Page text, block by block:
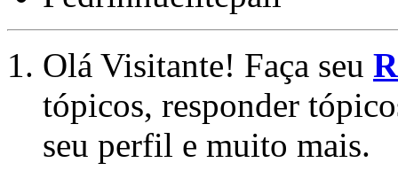
Olá Visitante! Faça seu
tópicos, responder
seu perfil e muito mais.